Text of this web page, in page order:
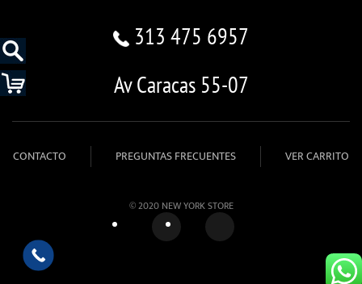
313 475 6957
Av Caracas 55-07
CONTACTO PREGUNTAS FRECUENTES VER CARRITO
© 2020 NEW YORK STORE